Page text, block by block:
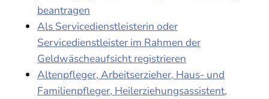
beantragen
Als Servicedienstleisterin oder
Servicedienstleister im Rahmen der
Geldwäscheaufsicht registrieren
Altenpfleger, Arbeitserzieher, Haus- und
Familienpfleger, Heilerziehungsassistent,